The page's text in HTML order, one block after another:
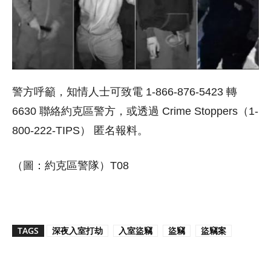
警方呼籲，知情人士可致電 1-866-876-5423 轉
6630 聯絡約克區警方，或透過 Crime Stoppers（1-
800-222-TIPS） 匿名報料。
（圖： 約克區警隊）T08
TAGS 深夜入室打劫 入室盜竊 盜竊 盜竊案